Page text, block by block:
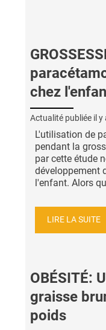
chez
Actualité publiée il y
L'utilisation de
pendant la
par cette étude
développement
l'enfant. Alors
LIRE LA SUITE
OBÉSITÉ:
graisse
poids